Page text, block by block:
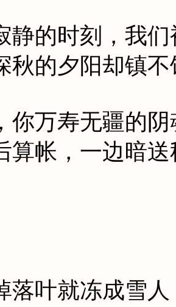
静的时刻，我
秋的夕阳却镇
你万寿无疆的
算帐，一边暗
落叶就冻成雪